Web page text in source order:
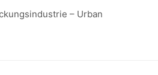
– Urban